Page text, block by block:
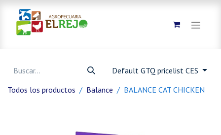
Default GTQ pricelist CES
Todos los productos
Balance BALANCE CAT CHICKEN